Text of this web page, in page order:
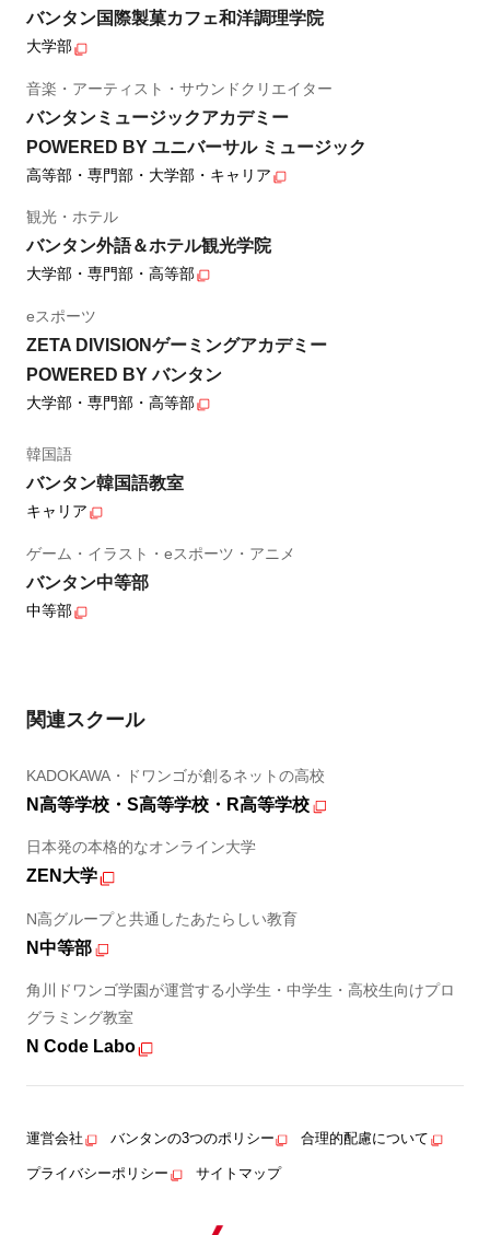
バンタン国際製菓カフェ和洋調理学院
大学部
音楽・アーティスト・サウンドクリエイター
バンタンミュージックアカデミー
POWERED BY ユニバーサル ミュージック
高等部・専門部・大学部・キャリア
観光・ホテル
バンタン外語＆ホテル観光学院
大学部・専門部・高等部
eスポーツ
ZETA DIVISIONゲーミングアカデミー
POWERED BY バンタン
大学部・専門部・高等部
韓国語
バンタン韓国語教室
キャリア
ゲーム・イラスト・eスポーツ・アニメ
バンタン中等部
中等部
関連スクール
KADOKAWA・ドワンゴが創るネットの高校
N高等学校・S高等学校・R高等学校
日本発の本格的なオンライン大学
ZEN大学
N高グループと共通したあたらしい教育
N中等部
角川ドワンゴ学園が運営する小学生・中学生・高校生向けプロ
グラミング教室
N Code Labo
運営会社 バンタンの3つのポリシー 合理的配慮について
プライバシーポリシー サイトマップ